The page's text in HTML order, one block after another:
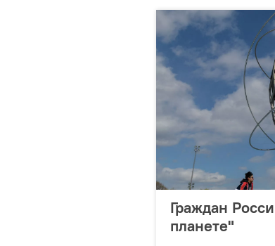
Граждан
планете"